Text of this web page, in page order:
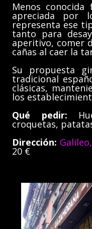
Menos
apreciada por
representa ese
tanto para
aperitivo, comer
cañas al caer la
Su propuesta
tradicional
clásicas,
los
Qué pedir:
croquetas,
Dirección:
20 €